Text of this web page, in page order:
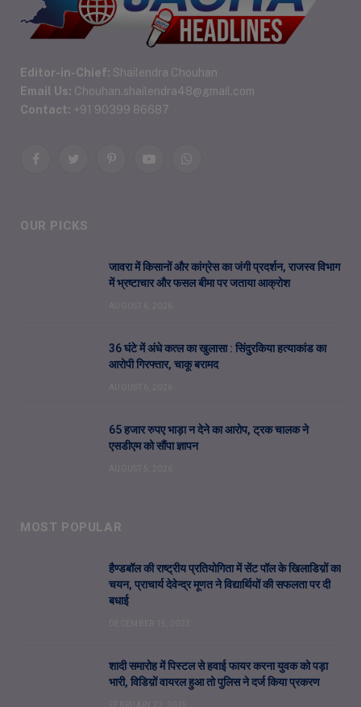
Editor-in-Chief: Shailendra Chouhan
Email Us: Chouhan.shailendra48@gmail.com
Contact: +91 90399 86687
FacebookTwitterPinterestYouTubeWhatsApp
OUR PICKS
जावरा में किसानों और कांग्रेस का जंगी प्रदर्शन, राजस्व विभाग
में भ्रष्टाचार और फसल बीमा पर जताया आक्रोश
36 घंटे में अंधे कत्ल का खुलासा : सिंदुरकिया हत्याकांड का
आरोपी गिरफ्तार, चाकू बरामद
65 हजार रुपए भाड़ा न देने का आरोप, ट्रक चालक ने
एसडीएम को सौंपा ज्ञापन
MOST POPULAR
हैण्डबॉल की राष्ट्रीय प्रतियोगिता में सेंट पॉल के खिलाडिय़ों का
चयन, प्राचार्य देवेन्द्र मूणत ने विद्यार्थियों की सफलता पर दी
बधाई
शादी समारोह में पिस्टल से हवाई फायर करना युवक को पड़ा
भारी, विडिय़ों वायरल हुआ तो पुलिस ने दर्ज किया प्रकरण